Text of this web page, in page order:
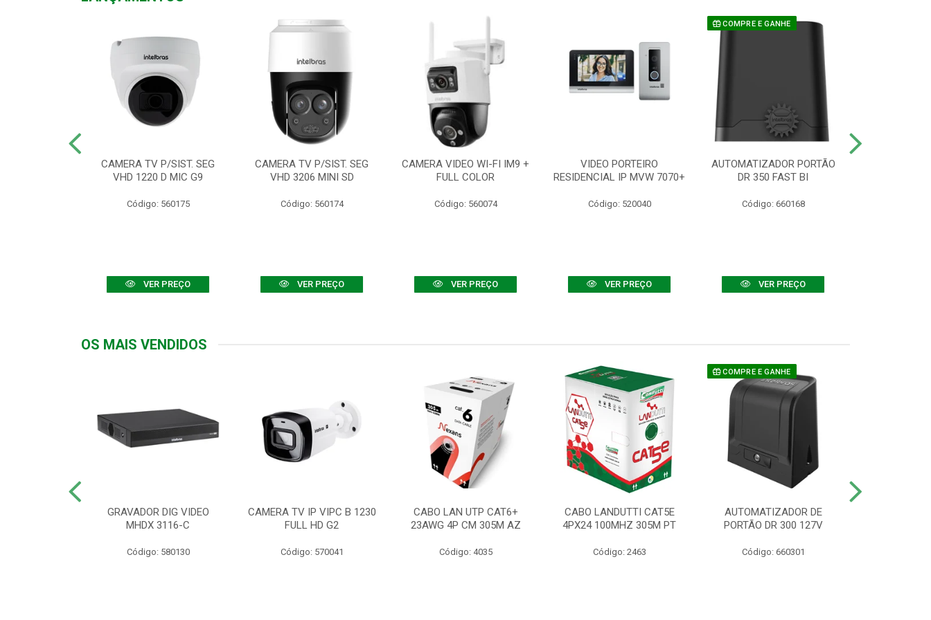
CAMERA TV P/SIST. SEG
VHD 1220 D MIC G9
Código: 560175
VER PREÇO
CAMERA TV P/SIST. SEG
VHD 3206 MINI SD
Código: 560174
VER PREÇO
CAMERA VIDEO WI-FI IM9 +
FULL COLOR
Código: 560074
VER PREÇO
VIDEO PORTEIRO
RESIDENCIAL IP MVW 7070+
Código: 520040
VER PREÇO
COMPRE E GANHE
AUTOMATIZADOR PORTÃO
DR 350 FAST BI
Código: 660168
VER PREÇO
OS MAIS VENDIDOS
GRAVADOR DIG VIDEO
MHDX 3116-C
Código: 580130
CAMERA TV IP VIPC B 1230
FULL HD G2
Código: 570041
CABO LAN UTP CAT6+
23AWG 4P CM 305M AZ
Código: 4035
CABO LANDUTTI CAT5E
4PX24 100MHZ 305M PT
Código: 2463
COMPRE E GANHE
AUTOMATIZADOR DE
PORTÃO DR 300 127V
Código: 660301